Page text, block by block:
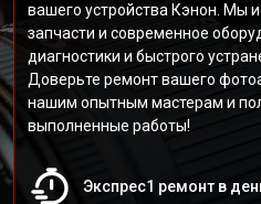
вашего устройства Кэнон. Мы
запчасти и современное
диагностики и быстрого
Доверьте ремонт вашего
нашим опытным мастерам и
выполненные работы!
Экспрес1 ремонт в